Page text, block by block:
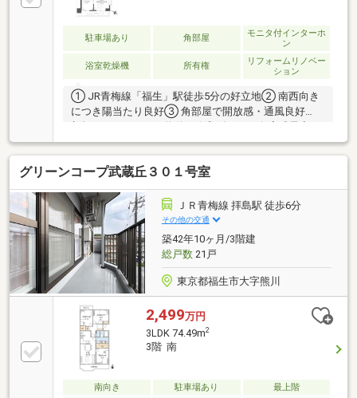
駐車場あり 角部屋
モニタ付インターホ
ン
浴室乾燥機 所有権
リフォームリノベー
ション
① JR青梅線「福生」駅徒歩5分の好立地② 南西向き
につき陽当たり良好③ 角部屋で開放感・通風良好④
⑤ 家族で暮らしやすい3LDK・63.00㎡⑥ ペット飼育
可能（細則あり）⑦ リビング約12帖で家具配置もし
やすい間取り⑧ スーパー・コンビニ・小中学校が徒
歩圏内⑨ オートロック・エレベーター完備⑩ 管理体
制良好で安心して暮らせるマンション
グリーンコープ武蔵丘３０１号室
ＪＲ青梅線 拝島駅 徒歩6分
その他の交通
築42年10ヶ月/3階建
総戸数21戸
東京都福生市大字熊川
2,499万円
3LDK 74.49m2
3階 南
南向き 駐車場あり 最上階